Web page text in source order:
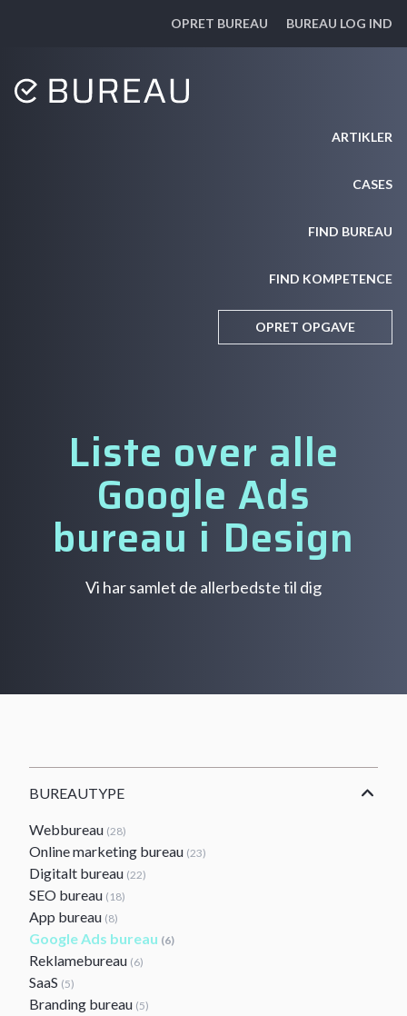
OPRET BUREAU BUREAU LOG IND
ARTIKLER
CASES
FIND BUREAU
FIND KOMPETENCE
OPRET OPGAVE
Liste over alle
Google Ads
bureau i Design
Vi har samlet de allerbedste til dig
BUREAUTYPE
Webbureau (28)
Online marketing bureau (23)
Digitalt bureau (22)
SEO bureau (18)
App bureau (8)
Google Ads bureau (6)
Reklamebureau (6)
SaaS (5)
Branding bureau (5)